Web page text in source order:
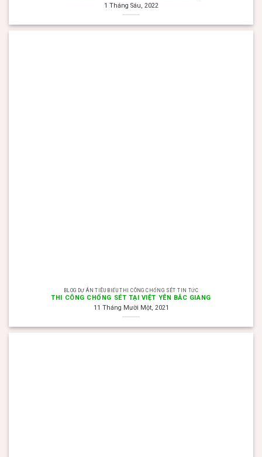
1 Tháng Sáu, 2022
BLOG DỰ ÁN TIÊU BIỂU THI CÔNG CHỐNG SÉT TIN TỨC
THI CÔNG CHỐNG SÉT TẠI VIỆT YÊN BẮC GIANG
11 Tháng Mười Một, 2021